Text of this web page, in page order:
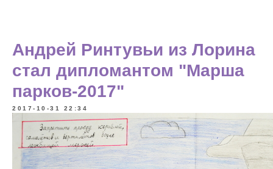
Андрей Ринтувьи из Лорина
стал дипломантом "Марша
парков-2017"
2017-10-31 22:34